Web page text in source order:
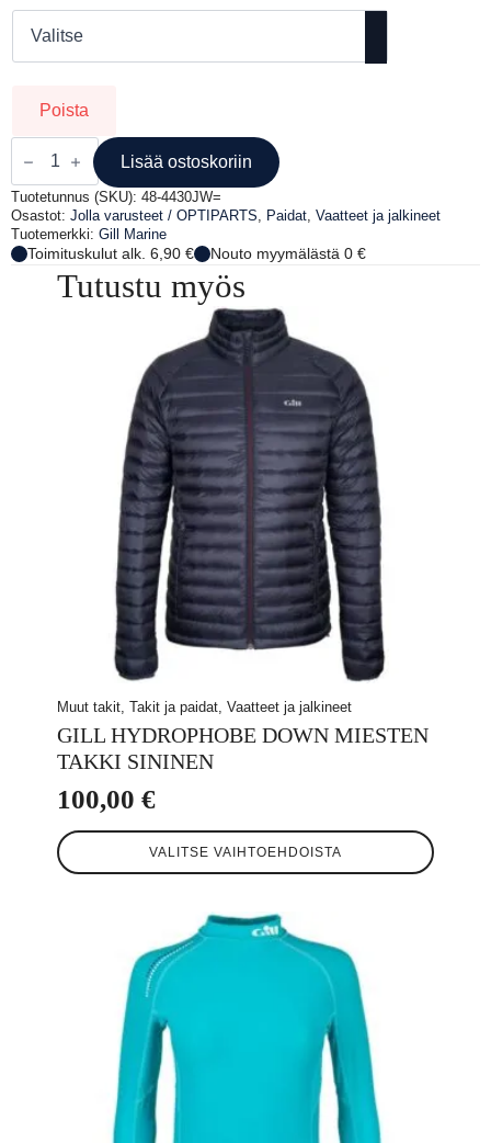
Poista
GILL
JUNIOR
PRO
RASH
VEST
PITKÄHIHAINEN,
VALKOINEN
määrä
Lisää ostoskoriin
Tuotetunnus (SKU): 48-4430JW=
Osastot: Jolla varusteet / OPTIPARTS Paidat Vaatteet ja jalkineet
Tuotemerkki: Gill Marine
Toimituskulut alk. 6,90 € Nouto myymälästä 0 €
Tutustu myös
Muut takit, Takit ja paidat, Vaatteet ja jalkineet
GILL HYDROPHOBE DOWN MIESTEN
TAKKI SININEN
100,00 €
VALITSE VAIHTOEHDOISTA
Tällä
tuotteella